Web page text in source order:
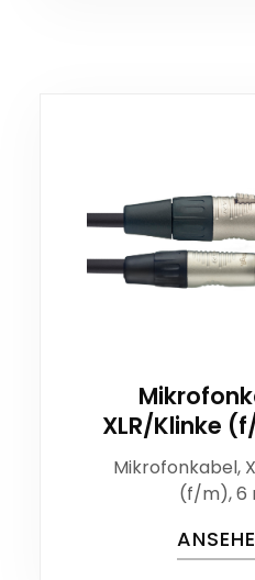
XLR/Klinke
Mikrofonkabel,
(f/m), 6